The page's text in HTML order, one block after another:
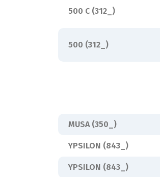
500 C (312_)
500 (312_)
MUSA (350_)
YPSILON (843_)
YPSILON (843_)